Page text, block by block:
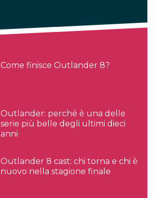
Come finisce Outlander 8?
Outlander: perché è una delle
serie più belle degli ultimi dieci
anni
Outlander 8 cast: chi torna e chi è
nuovo nella stagione finale